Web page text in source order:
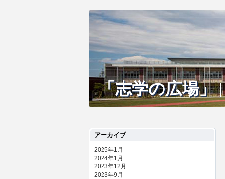
「志学の広場」
アーカイブ
2025年1月
2024年1月
2023年12月
2023年9月